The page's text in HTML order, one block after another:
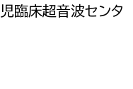
臨床超音波センタ